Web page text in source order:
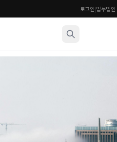
로그인|법무법
법률 블로
법률서식